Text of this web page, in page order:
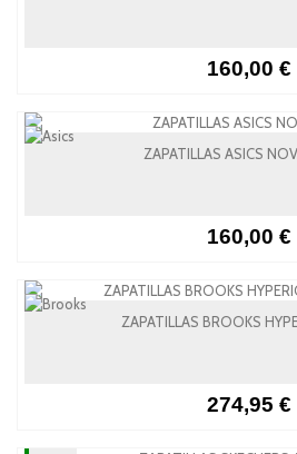
160,00 €
ZAPATILLAS ASICS
160,00 €
ZAPATILLAS BROOKS
274,95 €